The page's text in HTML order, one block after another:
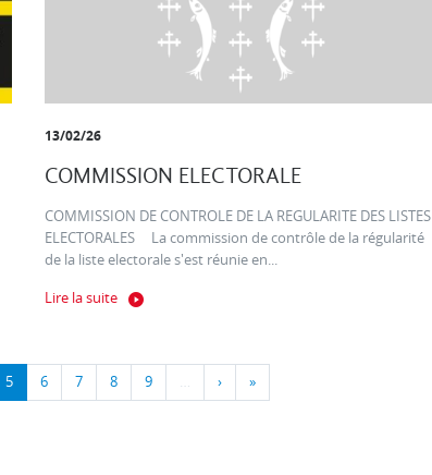
13/02/26
COMMISSION ELECTORALE
COMMISSION DE CONTROLE DE LA REGULARITE DES LISTES
ELECTORALES La commission de contrôle de la régularité
de la liste electorale s'est réunie en...
Lire la suite
5 6 7 8 9 … › »